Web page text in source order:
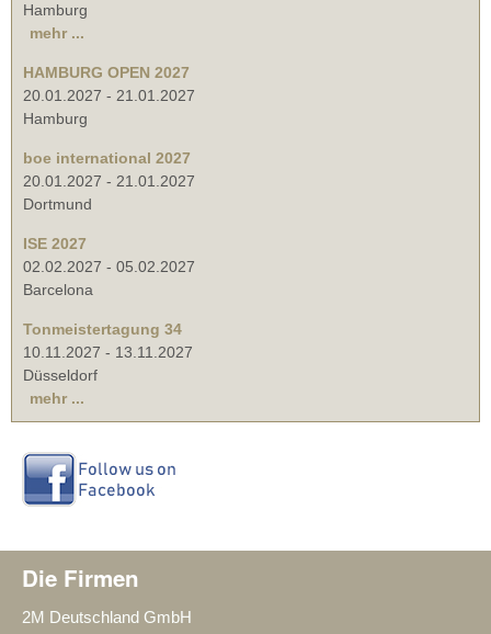
Hamburg
mehr ...
HAMBURG OPEN 2027
20.01.2027 - 21.01.2027
Hamburg
boe international 2027
20.01.2027 - 21.01.2027
Dortmund
ISE 2027
02.02.2027 - 05.02.2027
Barcelona
Tonmeistertagung 34
10.11.2027 - 13.11.2027
Düsseldorf
mehr ...
Die Firmen
2M Deutschland GmbH